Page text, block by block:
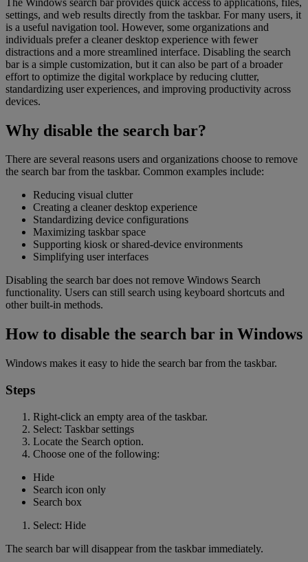
settings, and web results directly from the taskbar. For many users, it
is a useful navigation tool. However, some organizations and
individuals prefer a cleaner desktop experience with fewer
distractions and a more streamlined interface. Disabling the search
bar is a simple customization, but it can also be part of a broader
effort to optimize the digital workplace by reducing clutter,
standardizing user experiences, and improving productivity across
devices.
Why disable the search bar?
There are several reasons users and organizations choose to remove
the search bar from the taskbar. Common examples include:
Reducing visual clutter
Creating a cleaner desktop experience
Standardizing device configurations
Maximizing taskbar space
Supporting kiosk or shared-device environments
Simplifying user interfaces
Disabling the search bar does not remove Windows Search
functionality. Users can still search using keyboard shortcuts and
other built-in methods.
How to disable the search bar in Windows
Windows makes it easy to hide the search bar from the taskbar.
Steps
Right-click an empty area of the taskbar.
Select: Taskbar settings
Locate the Search option.
Choose one of the following:
Hide
Search icon only
Search box
Select: Hide
The search bar will disappear from the taskbar immediately.